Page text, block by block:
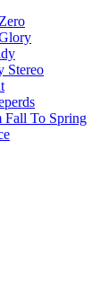
Stereo
Fall To Spring